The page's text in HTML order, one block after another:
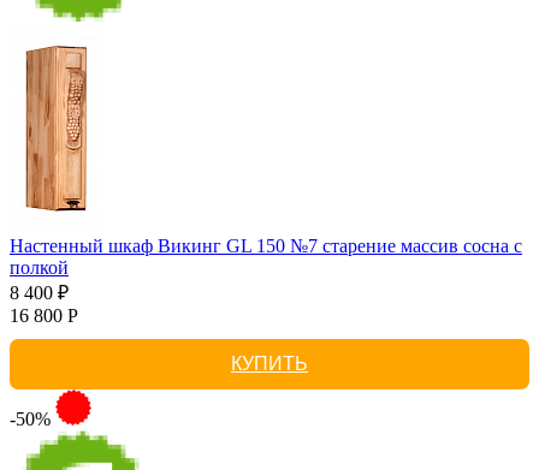
Настенный шкаф Викинг GL 150 №7 старение массив сосна с
полкой
8 400 ₽
16 800 Р
КУПИТЬ
-50%